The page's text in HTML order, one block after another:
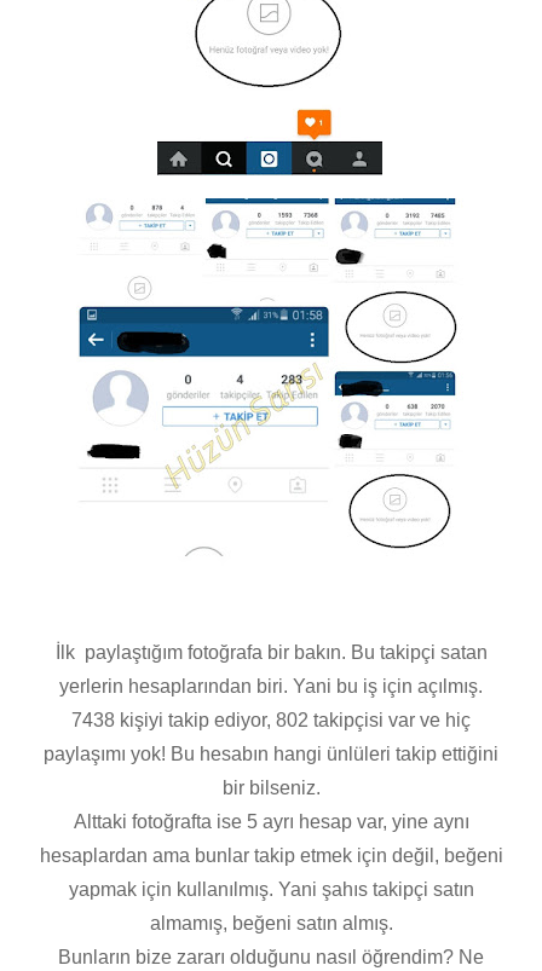
İlk paylaştığım fotoğrafa bir bakın. Bu takipçi satan
yerlerin hesaplarından biri. Yani bu iş için açılmış.
7438 kişiyi takip ediyor, 802 takipçisi var ve hiç
paylaşımı yok! Bu hesabın hangi ünlüleri takip ettiğini
bir bilseniz.
Alttaki fotoğrafta ise 5 ayrı hesap var, yine aynı
hesaplardan ama bunlar takip etmek için değil, beğeni
yapmak için kullanılmış. Yani şahıs takipçi satın
almamış, beğeni satın almış.
Bunların bize zararı olduğunu nasıl öğrendim? Ne